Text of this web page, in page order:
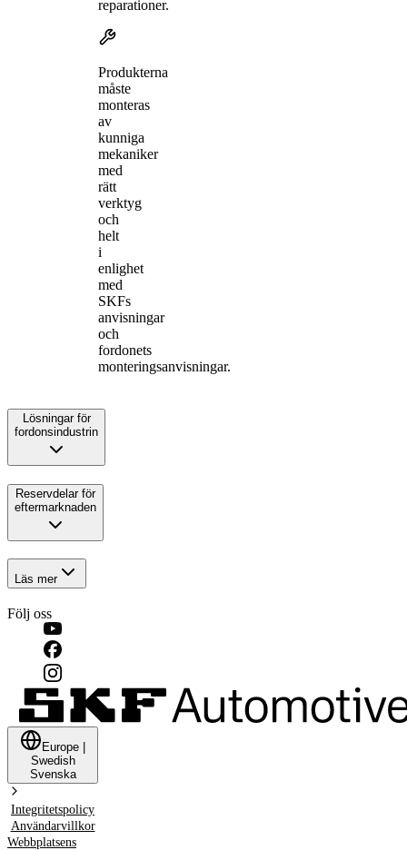
reparationer.
Produkterna
måste
monteras
av
kunniga
mekaniker
med
rätt
verktyg
och
helt
i
enlighet
med
SKFs
anvisningar
och
fordonets
monteringsanvisningar.
Lösningar för
fordonsindustrin
Reservdelar för
eftermarknaden
Läs mer
Följ oss
Europe
Swedish
Svenska
Integritetspolicy
Användarvillkor
Webbplatsens